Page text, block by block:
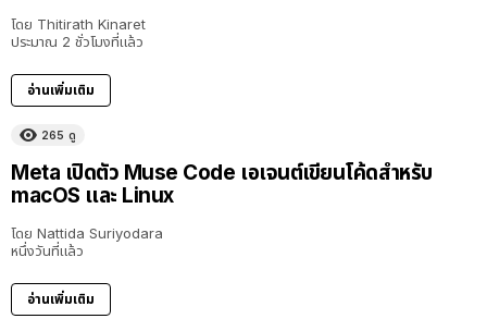
โดย Thitirath Kinaret
ประมาณ 2 ชั่วโมงที่แล้ว
อ่านเพิ่มเติม
265 ดู
Meta เปิดตัว Muse Code เอเจนต์เขียนโค้ดสำหรับ
macOS และ Linux
โดย Nattida Suriyodara
หนึ่งวันที่แล้ว
อ่านเพิ่มเติม